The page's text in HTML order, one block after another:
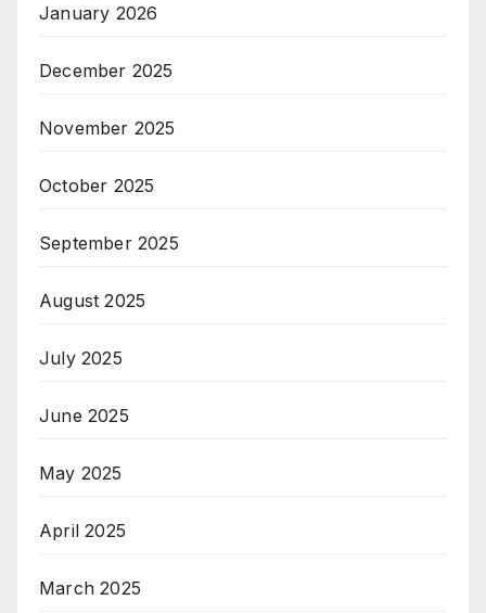
January 2026
December 2025
November 2025
October 2025
September 2025
August 2025
July 2025
June 2025
May 2025
April 2025
March 2025